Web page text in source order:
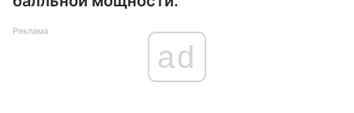
Реклама
ad